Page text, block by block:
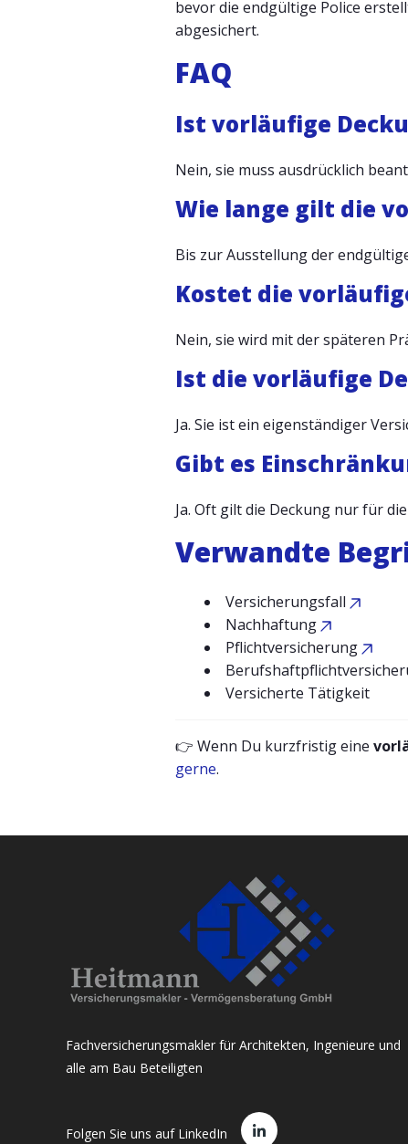
bevor die endgültige Police
abgesichert.
FAQ
Ist vorläufige
Nein, sie muss ausdrücklich
Wie lange gilt die
Bis zur Ausstellung der
Kostet die
Nein, sie wird mit der späteren
Ist die vorläufige
Ja. Sie ist ein eigenständiger
Gibt es
Ja. Oft gilt die Deckung nur für
Verwandte
Versicherungsfall
Nachhaftung
Pflichtversicherung
Versicherte Tätigkeit
👉 Wenn Du kurzfristig eine
gerne.
Fachversicherungsmakler für Architekten, Ingenieure und
alle am Bau Beteiligten
Folgen Sie uns auf LinkedIn